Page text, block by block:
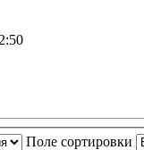
Поле сортировки